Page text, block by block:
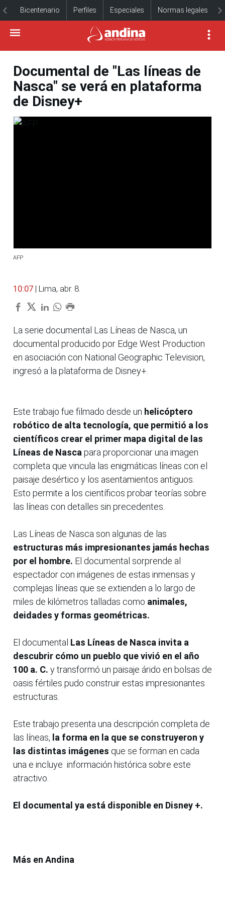
Bicentenario Perfiles Especiales Normas legales
Documental de "Las líneas de
Nasca" se verá en plataforma
de Disney+
AFP
10:07 | Lima, abr. 8.
La serie documental Las Líneas de Nasca, un
documental producido por Edge West Production
en asociación con National Geographic Television,
ingresó a la plataforma de Disney+.
Este trabajo fue filmado desde un helicóptero
robótico de alta tecnología, que permitió a los
científicos crear el primer mapa digital de las
Líneas de Nasca para proporcionar una imagen
completa que vincula las enigmáticas líneas con el
paisaje desértico y los asentamientos antiguos.
Esto permite a los científicos probar teorías sobre
las líneas con detalles sin precedentes.
Las Líneas de Nasca son algunas de las
estructuras más impresionantes jamás hechas
por el hombre. El documental sorprende al
espectador con imágenes de estas inmensas y
complejas líneas que se extienden a lo largo de
miles de kilómetros talladas como animales,
deidades y formas geométricas.
El documental Las Líneas de Nasca invita a
descubrir cómo un pueblo que vivió en el año
100 a. C. y transformó un paisaje árido en bolsas de
oasis fértiles pudo construir estas impresionantes
estructuras.
Este trabajo presenta una descripción completa de
las líneas, la forma en la que se construyeron y
las distintas imágenes que se forman en cada
una e incluye información histórica sobre este
atractivo.
El documental ya está disponible en Disney +.
Más en Andina